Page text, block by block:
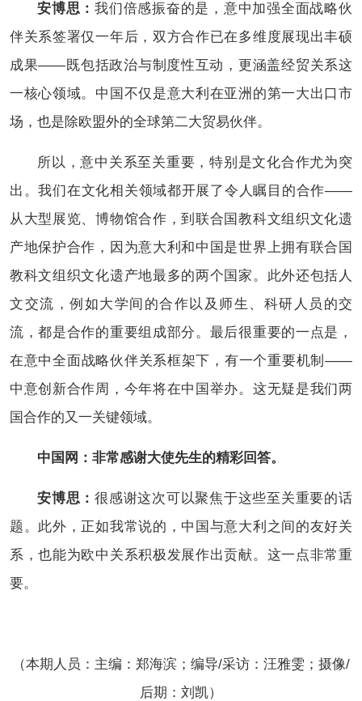
安博思：我们倍感振奋的是，意中加强全面战略伙
伴关系签署仅一年后，双方合作已在多维度展现出丰硕
成果——既包括政治与制度性互动，更涵盖经贸关系这
一核心领域。中国不仅是意大利在亚洲的第一大出口市
场，也是除欧盟外的全球第二大贸易伙伴。
所以，意中关系至关重要，特别是文化合作尤为突
出。我们在文化相关领域都开展了令人瞩目的合作——
从大型展览、博物馆合作，到联合国教科文组织文化遗
产地保护合作，因为意大利和中国是世界上拥有联合国
教科文组织文化遗产地最多的两个国家。此外还包括人
文交流，例如大学间的合作以及师生、科研人员的交
流，都是合作的重要组成部分。最后很重要的一点是，
在意中全面战略伙伴关系框架下，有一个重要机制——
中意创新合作周，今年将在中国举办。这无疑是我们两
国合作的又一关键领域。
中国网：非常感谢大使先生的精彩回答。
安博思：很感谢这次可以聚焦于这些至关重要的话
题。此外，正如我常说的，中国与意大利之间的友好关
系，也能为欧中关系积极发展作出贡献。这一点非常重
要。
（本期人员： 主编：郑海滨； 编导/采访：汪雅雯；摄像/
后期：刘凯）